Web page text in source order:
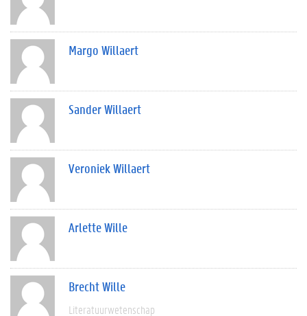
Margo Willaert
Sander Willaert
Veroniek Willaert
Arlette Wille
Brecht Wille
Literatuurwetenschap